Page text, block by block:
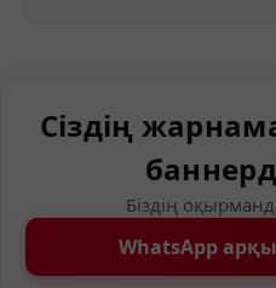
Сіздің
Біздің
WhatsApp